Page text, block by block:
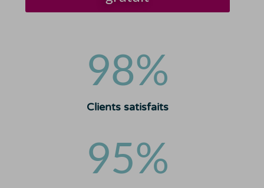
98%
Clients satisfaits
95%